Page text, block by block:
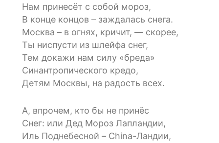
Нам принесёт с собой мороз,
В конце концов – заждалась снега.
Москва – в огнях, кричит, — скорее,
Ты ниспусти из шлейфа снег,
Тем докажи нам силу «бреда»
Синантропического кредо,
Детям Москвы, на радость всех.
А, впрочем, кто бы не принёс
Снег: или Дед Мороз Лапландии,
Иль Поднебесной – China-Ландии,